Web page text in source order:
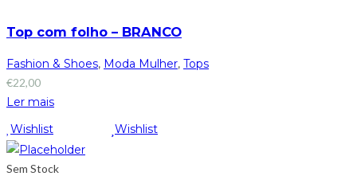
Top com folho – BRANCO
Fashion & Shoes, Moda Mulher, Tops
€22,00
Ler mais
Wishlist
Wishlist
Sem Stock